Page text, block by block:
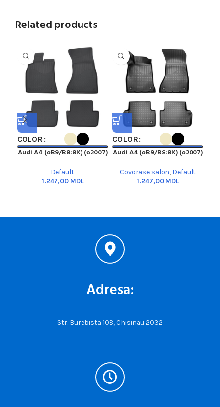
Related products
COLOR
Audi A4 (сB9/B8:8K) (с2007)
Default
MDL
COLOR
Audi A4 (сB9/B8:8K) (с2007)
Covorase salon, Default
MDL
Adresa:
Str. Burebista 108, Chisinau 2032